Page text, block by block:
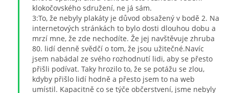
klokočovského sdružení, ne já sám.
3:To, že nebyly plakáty je důvod obsažený v bodě 2. Na
internetových stránkách to bylo dosti dlouhou dobu a
mrzí mne, že zde nechodíte. Že jej navštěvuje zhruba
80. lidí denně svědčí o tom, že jsou užitečné.Navíc
jsem nabádal ze svého rozhodnutí lidi, aby se přesto
přišli podívat. Taky hrozilo to, že se potážu se zlou,
kdyby přišlo lidí hodně a přesto jsem to na web
umístil. Kapacitně co se týče občerstvení, jsme nebyly